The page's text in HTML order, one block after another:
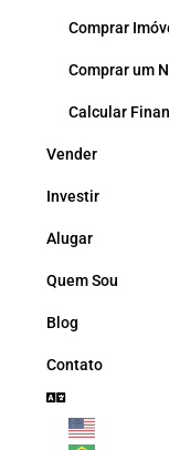
Comprar
Comprar um
Calcular
Vender
Investir
Alugar
Quem Sou
Blog
Contato